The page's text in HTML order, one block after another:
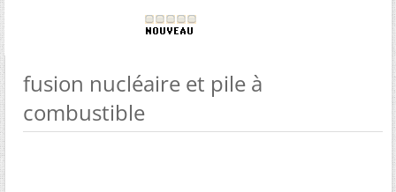
fusion nucléaire et pile à
combustible